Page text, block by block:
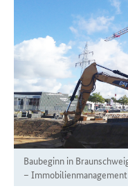
Baubeginn in
– Immobilienmanagement